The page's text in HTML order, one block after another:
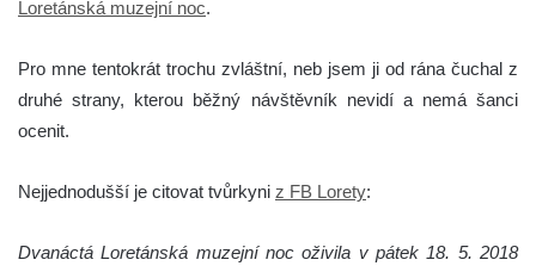
Loretánská muzejní noc.
Pro mne tentokrát trochu zvláštní, neb jsem ji od rána čuchal z
druhé strany, kterou běžný návštěvník nevidí a nemá šanci
ocenit.
Nejjednodušší je citovat tvůrkyni z FB Lorety:
Dvanáctá Loretánská muzejní noc oživila v pátek 18. 5. 2018